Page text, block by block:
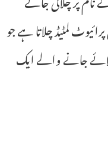
لمٹیڈ چلاتا ہے جو
جانے والے ایک